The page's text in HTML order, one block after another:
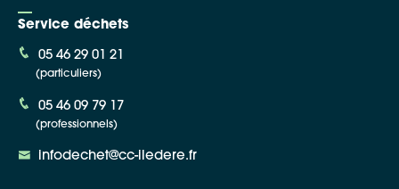
Service déchets
05 46 29 01 21
(particuliers)
05 46 09 79 17
(professionnels)
infodechet@cc-iledere.fr